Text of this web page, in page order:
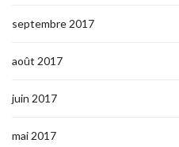
septembre 2017
août 2017
juin 2017
mai 2017